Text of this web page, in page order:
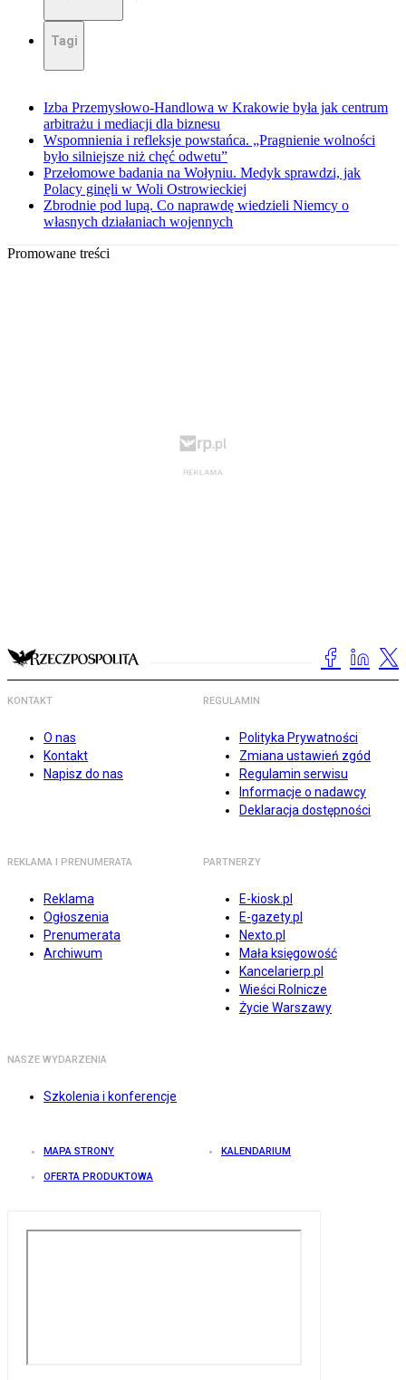
Tagi
Izba Przemysłowo-Handlowa w Krakowie była jak centrum
arbitrażu i mediacji dla biznesu
Wspomnienia i refleksje powstańca. „Pragnienie wolności
było silniejsze niż chęć odwetu”
Przełomowe badania na Wołyniu. Medyk sprawdzi, jak
Polacy ginęli w Woli Ostrowieckiej
Zbrodnie pod lupą. Co naprawdę wiedzieli Niemcy o
własnych działaniach wojennych
Promowane treści
KONTAKT
O nas
Kontakt
Napisz do nas
REGULAMIN
Polityka Prywatności
Zmiana ustawień zgód
Regulamin serwisu
Informacje o nadawcy
Deklaracja dostępności
REKLAMA I PRENUMERATA
Reklama
Ogłoszenia
Prenumerata
Archiwum
PARTNERZY
E-kiosk.pl
E-gazety.pl
Nexto.pl
Mała księgowość
Kancelarierp.pl
Wieści Rolnicze
Życie Warszawy
NASZE WYDARZENIA
Szkolenia i konferencje
MAPA STRONY KALENDARIUM
OFERTA PRODUKTOWA